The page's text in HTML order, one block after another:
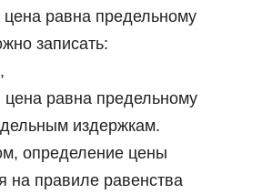
цена равна предельному
записать:
цена равна предельному
издержкам.
определение цены
на правиле равенства